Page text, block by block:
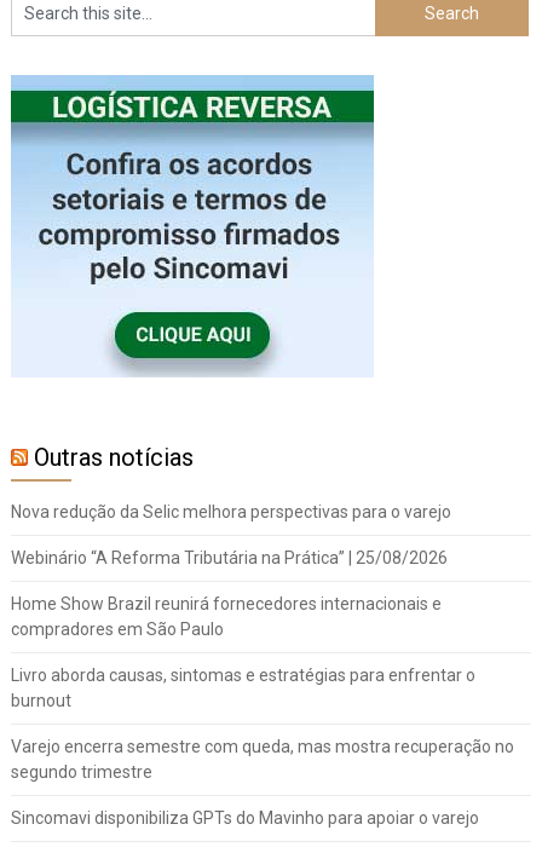
Outras notícias
Nova redução da Selic melhora perspectivas para o varejo
Webinário “A Reforma Tributária na Prática” | 25/08/2026
Home Show Brazil reunirá fornecedores internacionais e
compradores em São Paulo
Livro aborda causas, sintomas e estratégias para enfrentar o
burnout
Varejo encerra semestre com queda, mas mostra recuperação no
segundo trimestre
Sincomavi disponibiliza GPTs do Mavinho para apoiar o varejo